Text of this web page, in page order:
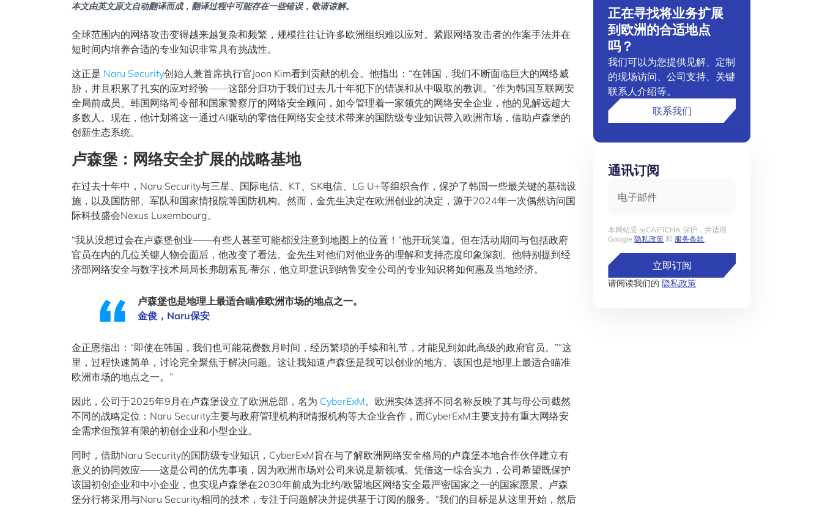
本文由英文原文自动翻译而成，翻译过程中可能存在一些错误，敬请谅解。
全球范围内的网络攻击变得越来越复杂和频繁，规模往往让许多欧洲组织难以应对。紧跟网络攻击者的作案手法并在
短时间内培养合适的专业知识非常具有挑战性。
这正是 Naru Security创始人兼首席执行官Joon Kim看到贡献的机会。他指出：“在韩国，我们不断面临巨大的网络威
胁，并且积累了扎实的应对经验——这部分归功于我们过去几十年犯下的错误和从中吸取的教训。”作为韩国互联网安
全局前成员、韩国网络司令部和国家警察厅的网络安全顾问，如今管理着一家领先的网络安全企业，他的见解远超大
多数人。现在，他计划将这一通过AI驱动的零信任网络安全技术带来的国防级专业知识带入欧洲市场，借助卢森堡的
创新生态系统。
卢森堡：网络安全扩展的战略基地
在过去十年中，Naru Security与三星、国际电信、KT、SK电信、LG U+等组织合作，保护了韩国一些最关键的基础设
施，以及国防部、军队和国家情报院等国防机构。然而，金先生决定在欧洲创业的决定，源于2024年一次偶然访问国
际科技盛会Nexus Luxembourg。
“我从没想过会在卢森堡创业——有些人甚至可能都没注意到地图上的位置！”他开玩笑道。但在活动期间与包括政府
官员在内的几位关键人物会面后，他改变了看法。金先生对他们对他业务的理解和支持态度印象深刻。他特别提到经
济部网络安全与数字技术局局长弗朗索瓦·蒂尔，他立即意识到纳鲁安全公司的专业知识将如何惠及当地经济。
卢森堡也是地理上最适合瞄准欧洲市场的地点之一。
金俊，Naru保安
金正恩指出：“即使在韩国，我们也可能花费数月时间，经历繁琐的手续和礼节，才能见到如此高级的政府官员。”“这
里，过程快速简单，讨论完全聚焦于解决问题。这让我知道卢森堡是我可以创业的地方。该国也是地理上最适合瞄准
欧洲市场的地点之一。”
因此，公司于2025年9月在卢森堡设立了欧洲总部，名为 CyberExM。欧洲实体选择不同名称反映了其与母公司截然
不同的战略定位：Naru Security主要与政府管理机构和情报机构等大企业合作，而CyberExM主要支持有重大网络安
全需求但预算有限的初创企业和小型企业。
同时，借助Naru Security的国防级专业知识，CyberExM旨在与了解欧洲网络安全格局的卢森堡本地合作伙伴建立有
意义的协同效应——这是公司的优先事项，因为欧洲市场对公司来说是新领域。凭借这一综合实力，公司希望既保护
该国初创企业和中小企业，也实现卢森堡在2030年前成为北约/欧盟地区网络安全最严密国家之一的国家愿景。卢森
堡分行将采用与Naru Security相同的技术，专注于问题解决并提供基于订阅的服务。“我们的目标是从这里开始，然后
正在寻找将业务扩展
到欧洲的合适地点
吗？
我们可以为您提供见解、定制
的现场访问、公司支持、关键
联系人介绍等。
联系我们
通讯订阅
本网站受 reCAPTCHA 保护，并适用
Google隐私政策 和 服务条款。
立即订阅
请阅读我们的隐私政策